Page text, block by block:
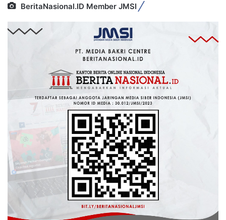
BeritaNasional.ID Member JMSI